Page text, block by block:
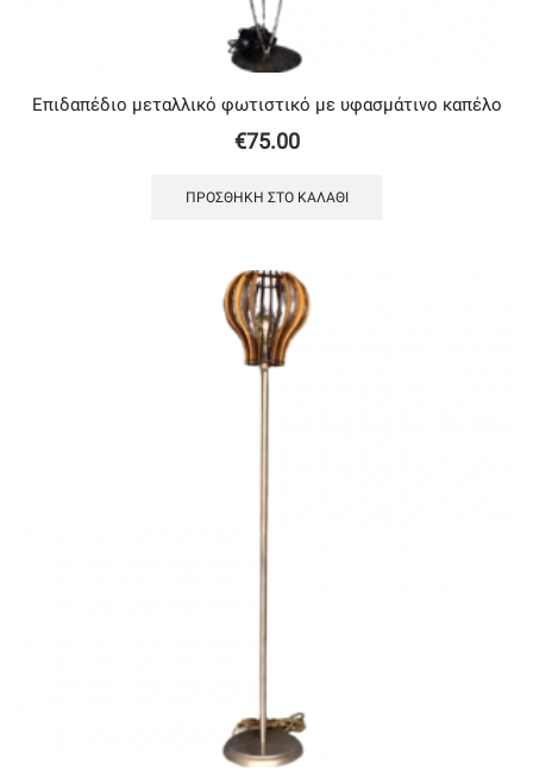
Eπιδαπέδιο μεταλλικό φωτιστικό με υφασμάτινο καπέλο
€75.00
ΠΡΟΣΘΉΚΗ ΣΤΟ ΚΑΛΆΘΙ